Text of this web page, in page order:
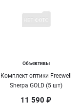
Объективы
Комплект оптики Freewell
Sherpa GOLD (5 шт)
11 590 ₽